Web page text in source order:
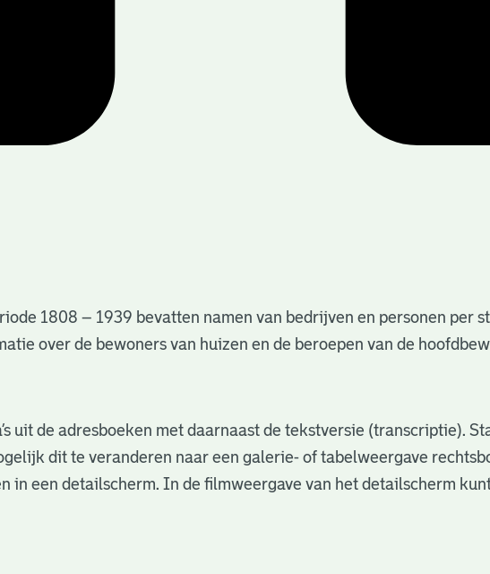
1808 – 1939 bevatten namen van bedrijven en personen per
over de bewoners van huizen en de beroepen van de
uit de adresboeken met daarnaast de tekstversie (transcriptie).
dit te veranderen naar een galerie- of tabelweergave
in een detailscherm. In de filmweergave van het detailscherm